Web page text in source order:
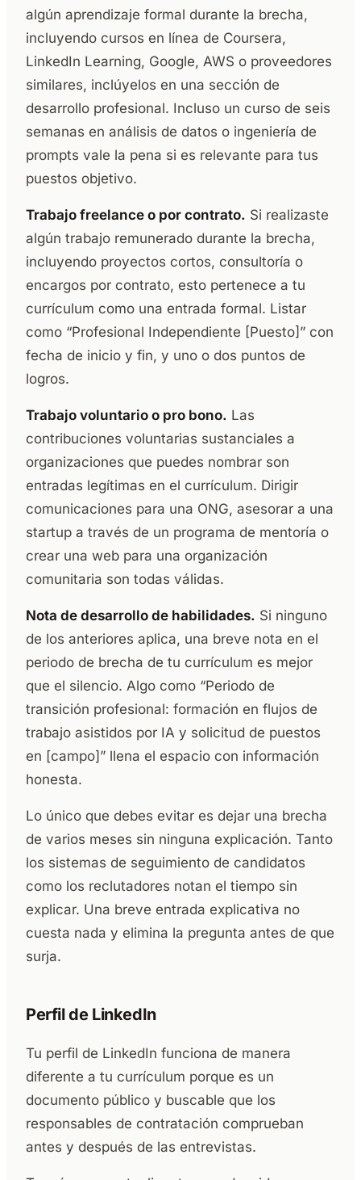
algún aprendizaje formal durante la brecha,
incluyendo cursos en línea de Coursera,
LinkedIn Learning, Google, AWS o proveedores
similares, inclúyelos en una sección de
desarrollo profesional. Incluso un curso de seis
semanas en análisis de datos o ingeniería de
prompts vale la pena si es relevante para tus
puestos objetivo.
Trabajo freelance o por contrato. Si realizaste
algún trabajo remunerado durante la brecha,
incluyendo proyectos cortos, consultoría o
encargos por contrato, esto pertenece a tu
currículum como una entrada formal. Listar
como “Profesional Independiente [Puesto]” con
fecha de inicio y fin, y uno o dos puntos de
logros.
Trabajo voluntario o pro bono. Las
contribuciones voluntarias sustanciales a
organizaciones que puedes nombrar son
entradas legítimas en el currículum. Dirigir
comunicaciones para una ONG, asesorar a una
startup a través de un programa de mentoría o
crear una web para una organización
comunitaria son todas válidas.
Nota de desarrollo de habilidades. Si ninguno
de los anteriores aplica, una breve nota en el
periodo de brecha de tu currículum es mejor
que el silencio. Algo como “Periodo de
transición profesional: formación en flujos de
trabajo asistidos por IA y solicitud de puestos
en [campo]” llena el espacio con información
honesta.
Lo único que debes evitar es dejar una brecha
de varios meses sin ninguna explicación. Tanto
los sistemas de seguimiento de candidatos
como los reclutadores notan el tiempo sin
explicar. Una breve entrada explicativa no
cuesta nada y elimina la pregunta antes de que
surja.
Perfil de LinkedIn
Tu perfil de LinkedIn funciona de manera
diferente a tu currículum porque es un
documento público y buscable que los
responsables de contratación comprueban
antes y después de las entrevistas.